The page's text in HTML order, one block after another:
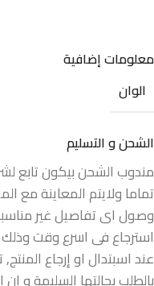
معلومات إضافية
الوان
الشحن و التسليم
مندوب الشحن بيكون تابع
تماما ولايتم المعاينة مع
وصول اى تفاصيل غير
استرجاع فى اسرع وقت وذلك
عند اسبتدال او إرجاع
بالطلب بحالتها السليمة و